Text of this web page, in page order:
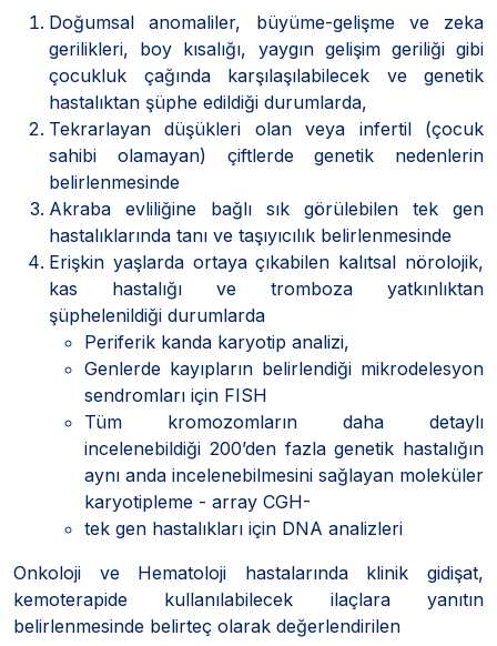
Doğumsal anomaliler, büyüme-gelişme ve zeka
gerilikleri, boy kısalığı, yaygın gelişim geriliği gibi
çocukluk çağında karşılaşılabilecek ve genetik
hastalıktan şüphe edildiği durumlarda,
Tekrarlayan düşükleri olan veya infertil (çocuk
sahibi olamayan) çiftlerde genetik nedenlerin
belirlenmesinde
Akraba evliliğine bağlı sık görülebilen tek gen
hastalıklarında tanı ve taşıyıcılık belirlenmesinde
Erişkin yaşlarda ortaya çıkabilen kalıtsal nörolojik,
kas hastalığı ve tromboza yatkınlıktan
şüphelenildiği durumlarda
Periferik kanda karyotip analizi,
Genlerde kayıpların belirlendiği mikrodelesyon
sendromları için FISH
Tüm kromozomların daha detaylı
incelenebildiği 200’den fazla genetik hastalığın
aynı anda incelenebilmesini sağlayan moleküler
karyotipleme - array CGH-
tek gen hastalıkları için DNA analizleri
Onkoloji ve Hematoloji hastalarında klinik gidişat,
kemoterapide kullanılabilecek ilaçlara yanıtın
belirlenmesinde belirteç olarak değerlendirilen